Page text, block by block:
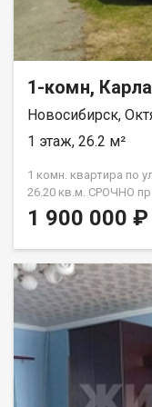
1-комн,
Новосибирск,
1 этаж, 26.2 м²
1 комн. квартира по
26.20 кв.м. СРОЧНО
площадь составляет
квадратных метров.
улицу, что создаёт
во дворе оснащена
близости от дома
торговый центр,
особенно
ценит комфорт и
проведена
Приглашаем вас
объектом
1 900 000 ₽